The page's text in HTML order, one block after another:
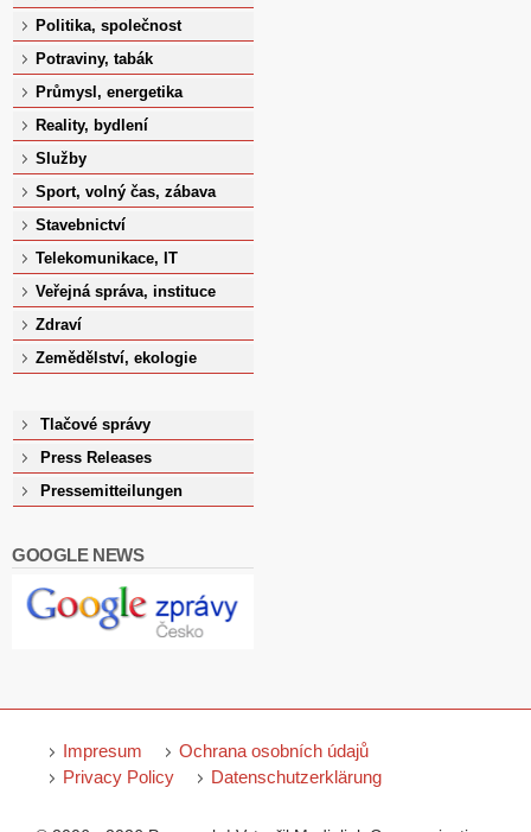
Politika, společnost
Potraviny, tabák
Průmysl, energetika
Reality, bydlení
Služby
Sport, volný čas, zábava
Stavebnictví
Telekomunikace, IT
Veřejná správa, instituce
Zdraví
Zemědělství, ekologie
Tlačové správy
Press Releases
Pressemitteilungen
GOOGLE NEWS
Impresum
Ochrana osobních údajů
Privacy Policy
Datenschutzerklärung